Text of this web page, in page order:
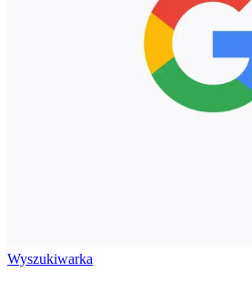
Wyszukiwarka